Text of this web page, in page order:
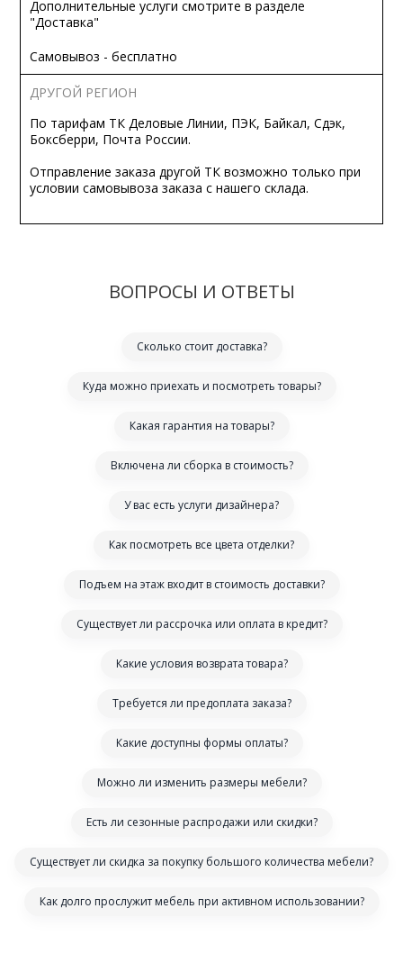
Дополнительные услуги смотрите в разделе
"Доставка"
Самовывоз - бесплатно
ДРУГОЙ РЕГИОН
По тарифам ТК Деловые Линии, ПЭК, Байкал, Сдэк,
Боксберри, Почта России.
Отправление заказа другой ТК возможно только при
условии самовывоза заказа с нашего склада.
ВОПРОСЫ И ОТВЕТЫ
Сколько стоит доставка?
Куда можно приехать и посмотреть товары?
Какая гарантия на товары?
Включена ли сборка в стоимость?
У вас есть услуги дизайнера?
Как посмотреть все цвета отделки?
Подъем на этаж входит в стоимость доставки?
Существует ли рассрочка или оплата в кредит?
Какие условия возврата товара?
Требуется ли предоплата заказа?
Какие доступны формы оплаты?
Можно ли изменить размеры мебели?
Есть ли сезонные распродажи или скидки?
Существует ли скидка за покупку большого количества мебели?
Как долго прослужит мебель при активном использовании?